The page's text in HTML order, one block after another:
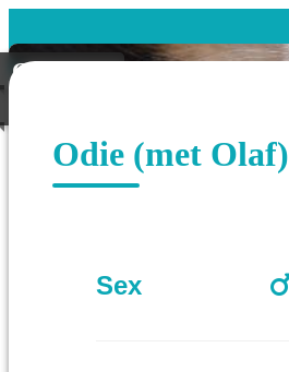
Gevonden
Odie (met Olaf)
Sex